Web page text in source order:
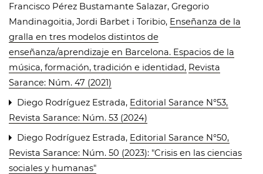
Francisco Pérez Bustamante Salazar, Gregorio
Mandinagoitia, Jordi Barbet i Toribio, Enseñanza de la
gralla en tres modelos distintos de
enseñanza/aprendizaje en Barcelona. Espacios de la
música, formación, tradición e identidad, Revista
Sarance: Núm. 47 (2021)
Diego Rodríguez Estrada, Editorial Sarance N°53,
Revista Sarance: Núm. 53 (2024)
Diego Rodríguez Estrada, Editorial Sarance N°50,
Revista Sarance: Núm. 50 (2023): "Crisis en las ciencias
sociales y humanas"